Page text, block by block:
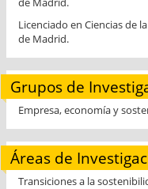
Licenciado en Ciencias de
de Madrid.
Grupos de
Empresa, economía y
Áreas de
Transiciones a la